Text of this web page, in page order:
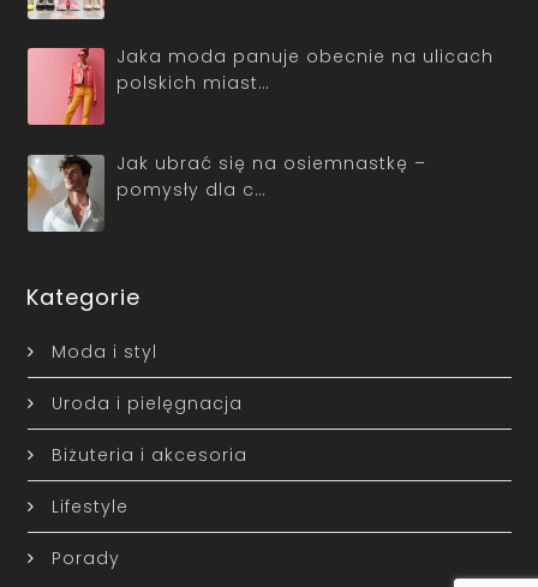
Jaka moda panuje obecnie na ulicach
polskich miast…
Jak ubrać się na osiemnastkę –
pomysły dla c…
Kategorie
Moda i styl
Uroda i pielęgnacja
Biżuteria i akcesoria
Lifestyle
Porady